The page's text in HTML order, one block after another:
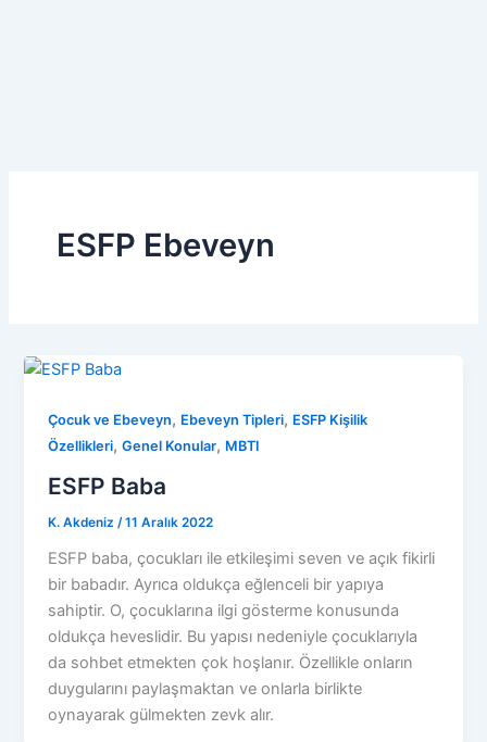
ESFP Ebeveyn
Çocuk ve Ebeveyn, Ebeveyn Tipleri, ESFP Kişilik
Özellikleri,Genel Konular, MBTI
ESFP Baba
K. Akdeniz/11 Aralık 2022
ESFP baba, çocukları ile etkileşimi seven ve açık fikirli
bir babadır. Ayrıca oldukça eğlenceli bir yapıya
sahiptir. O, çocuklarına ilgi gösterme konusunda
oldukça heveslidir. Bu yapısı nedeniyle çocuklarıyla
da sohbet etmekten çok hoşlanır. Özellikle onların
duygularını paylaşmaktan ve onlarla birlikte
oynayarak gülmekten zevk alır.